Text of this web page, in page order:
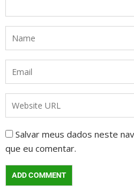
Salvar meus dados neste
que eu comentar.